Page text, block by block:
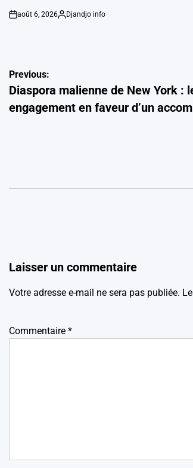
on
août 6, 2026
Posted
Djandjo info
Navigation
de
l’article
Previous:
Diaspora malienne de New York :
engagement en faveur d’un
Laisser un commentaire
Votre adresse e-mail ne sera pas publiée.
Commentaire *